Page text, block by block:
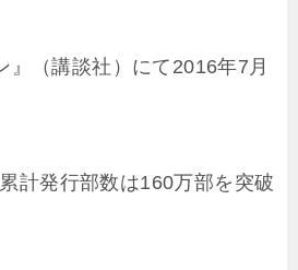
』（講談社）にて2016年7月
計発行部数は160万部を突破